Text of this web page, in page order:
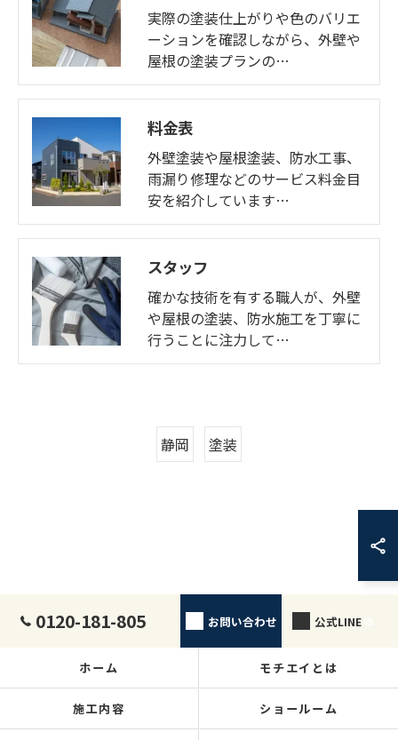
実際の塗装仕上がりや色のバリエ
ーションを確認しながら、外壁や
屋根の塗装プランの…
料金表
外壁塗装や屋根塗装、防水工事、
雨漏り修理などのサービス料金目
安を紹介しています…
スタッフ
確かな技術を有する職人が、外壁
や屋根の塗装、防水施工を丁寧に
行うことに注力して…
静岡 塗装
0120-181-805 お問い合わせ 公式LINE
ホーム モチエイとは
施工内容 ショールーム